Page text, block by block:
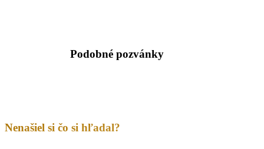
Podobné pozvánky
Nenašiel si čo si hľadal?